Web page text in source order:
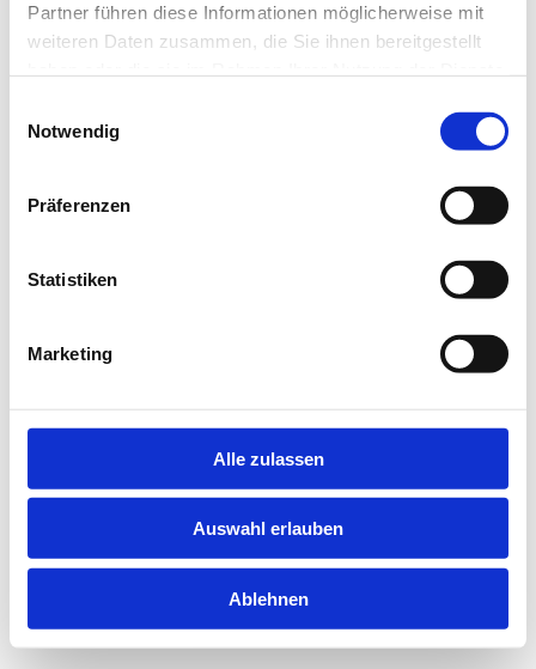
Partner führen diese Informationen möglicherweise mit
weiteren Daten zusammen, die Sie ihnen bereitgestellt
Notwendig
Präferenzen
Statistiken
Marketing
Alle zulassen
Auswahl erlauben
Ablehnen
loadingjobninja.com
for more